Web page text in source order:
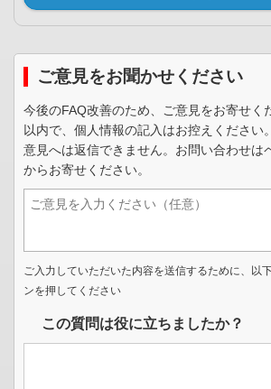
ご意見をお聞かせください
今後のFAQ改善のため、ご意見をお寄せく
以内で、個人情報の記入はお控えくださ
意見へは返信できません。お問い合わせは
からお寄せください。
ご入力していただいた内容を送信するために、以
ンを押してください
この質問は役に立ちましたか？